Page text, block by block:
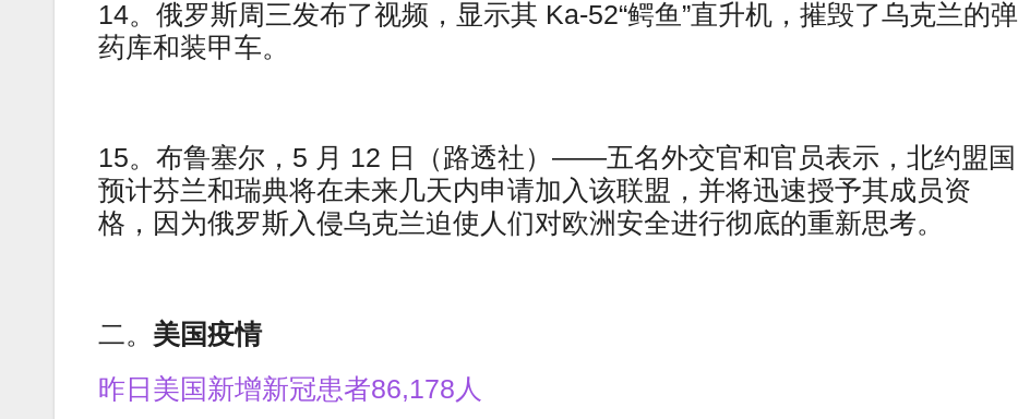
14。俄罗斯周三发布了视频，显示其 Ka-52“鳄鱼”直升机，摧毁了乌克兰的弹
药库和装甲车。
15。布鲁塞尔，5 月 12 日（路透社）——五名外交官和官员表示，北约盟国
预计芬兰和瑞典将在未来几天内申请加入该联盟，并将迅速授予其成员资
格，因为俄罗斯入侵乌克兰迫使人们对欧洲安全进行彻底的重新思考。
二。 美国疫情
昨日美国新增新冠患者86,178人